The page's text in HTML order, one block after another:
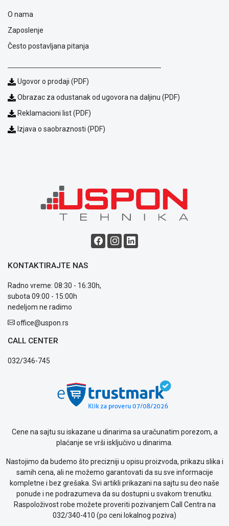
Isporuka
Podrška
uslovi
poslovanja
Politika
garancije
Kontakt
WEB
KREDIT
O nama
Zaposlenje
Često postavljana pitanja
Ugovor o prodaji (PDF)
Obrazac za odustanak od ugovora na daljinu (PDF)
Reklamacioni list (PDF)
Izjava o saobraznosti (PDF)
KONTAKTIRAJTE NAS
Radno vreme: 08:30 - 16:30h,
subota 09:00 - 15:00h
nedeljom ne radimo
office@uspon.rs
CALL CENTER
032/346-745
Cene na sajtu su iskazane u dinarima sa uračunatim porezom, a
plaćanje se vrši isključivo u dinarima.
Nastojimo da budemo što precizniji u opisu proizvoda, prikazu slika i
samih cena, ali ne možemo garantovati da su sve informacije
kompletne i bez grešaka. Svi artikli prikazani na sajtu su deo naše
ponude i ne podrazumeva da su dostupni u svakom trenutku.
Raspoloživost robe možete proveriti pozivanjem Call Centra na
032/340-410 (po ceni lokalnog poziva)